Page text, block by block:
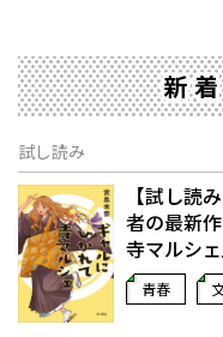
新
試し読み
【試し読
者の最新
寺マルシ
青春